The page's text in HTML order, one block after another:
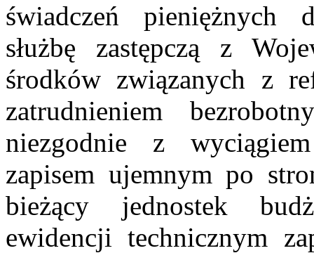
świadczeń pieniężnych
służbę zastępczą z
środków związanych z
zatrudnieniem
niezgodnie z
zapisem ujemnym po
bieżący jednostek
ewidencji technicznym